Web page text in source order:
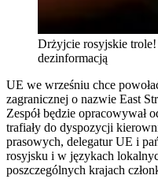
Drżyjcie rosyjskie
dezinformacją
UE we wrześniu chce
zagranicznej o nazwie East
Zespół będzie opracowywał
trafiały do dyspozycji
prasowych, delegatur UE i
rosyjsku i w językach
poszczególnych krajach